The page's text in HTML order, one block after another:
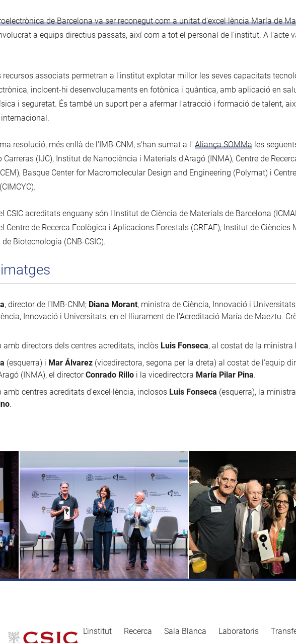
de Barcelona va ser reconegut com a unitat d'excel·lència María de
a equips directius passats, així com a tot el personal de l'institut. A l'acte
recursos associats permetran a l'institut explotar millor les seves capacitats
incloent-hi desenvolupaments en fotònica i quàntica, amb aplicació en
i seguretat. És també un suport per a afermar l'atracció i formació de talent,
resolució, més enllà de l'IMB-CNM, s'han sumat a l' Aliança SOMMa les
Carreras (IJC), Institut de Nanociència i Materials d'Aragó (INMA), Centre de
Basque Center for Macromolecular Design and Engineering (Polymat) i
CSIC acreditats enguany són l'Institut de Ciència de Materials de Barcelona
Centre de Recerca Ecològica i Aplicacions Forestals (CREAF), Institut de Ciències
Biotecnologia (CNB-CSIC).
, director de l'IMB-CNM; Diana Morant, ministra de Ciència, Innovació i
Innovació i Universitats, en el lliurament de l'Acreditació María de Maeztu.
amb directors dels centres acreditats, inclòs Luis Fonseca, al costat de la ministra
(esquerra) i Mar Álvarez (vicedirectora, segona per la dreta) al costat de l'equip
(INMA), el directorConrado Rillo i la vicedirectora María Pilar Pina.
amb centres acreditats d'excel·lència, inclosos Luis Fonseca (esquerra), la ministra
.
L'institut Recerca Sala Blanca Laboratoris